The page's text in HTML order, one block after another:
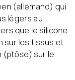
(allemand) qui
légers au
que le silicone
sur les tissus et
(ptôse) sur le